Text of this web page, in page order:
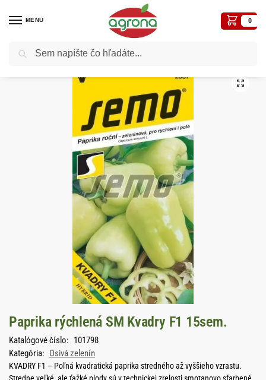
MENU 0
Domov Semená - osivá / Osivá zelenín
Paprika rýchlená SM Kvadry F1 15sem.
Katalógové číslo: 101798
Kategória: Osivá zelenín
KVADRY F1 – Poľná kvadratická paprika stredného až vyššieho vzrastu.
Stredne veľké, ale ťažké plody sú v technickej zrelosti smotanovo sfarbené